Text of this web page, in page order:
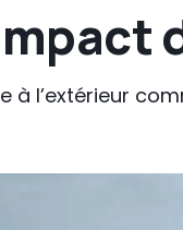
à l’extérieur